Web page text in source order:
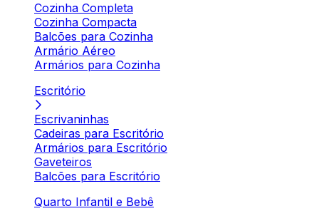
Cozinha Completa
Cozinha Compacta
Balcões para Cozinha
Armário Aéreo
Armários para Cozinha
Escritório
Escrivaninhas
Cadeiras para Escritório
Armários para Escritório
Gaveteiros
Balcões para Escritório
Quarto Infantil e Bebê